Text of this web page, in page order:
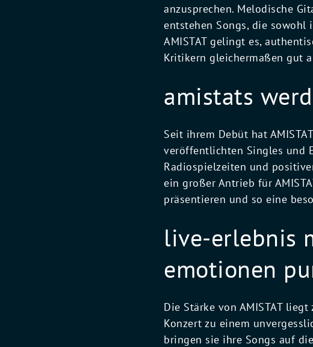
anzusprechen. Melodische
entstehen Songs, die sowohl
AMISTAT gelingt es,
Kritikern gleichermaßen gut
amistats
Seit ihrem Debüt hat
veröffentlichten Singles und
Radiospielzeiten und
ein großer Antrieb für
präsentieren und so eine
live-erlebnis
emotionen
Die Stärke von AMISTAT
Konzert zu einem
bringen sie ihre Songs auf